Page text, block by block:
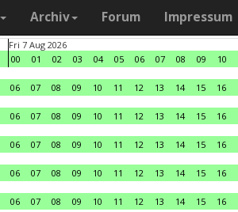
Archiv Forum Impressum
Fri 7 Aug 2026
00
01 02 03 04 05 06 07 08 09 10
06 07 08 09 10 11 12 13 14 15 16
06 07 08 09 10 11 12 13 14 15 16
06 07 08 09 10 11 12 13 14 15 16
06 07 08 09 10 11 12 13 14 15 16
06 07 08 09 10 11 12 13 14 15 16